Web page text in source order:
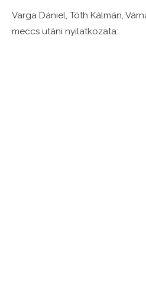
Varga Dániel, Tóth Kálmán,
meccs utáni nyilatkozata: